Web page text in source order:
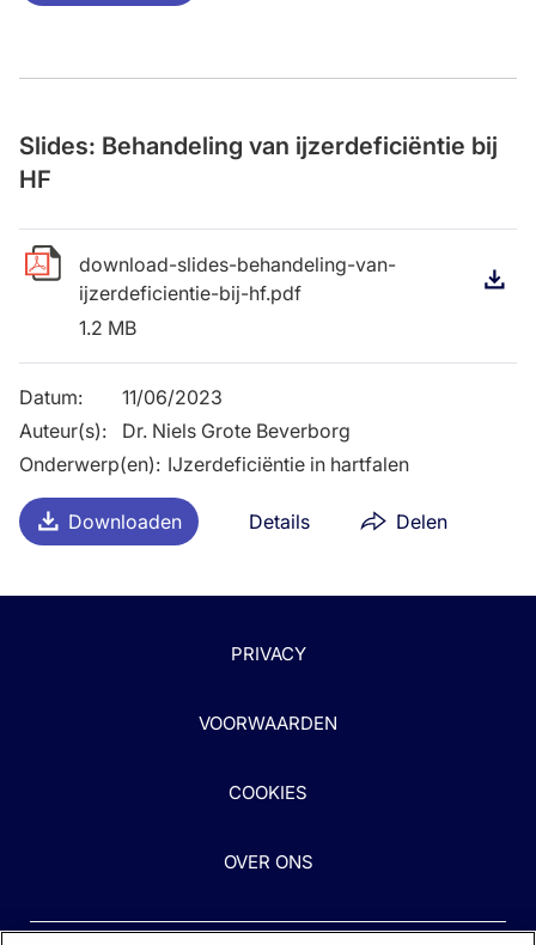
Downloaden Details Delen
Slides: Behandeling van ijzerdeficiëntie bij
HF
download-slides-behandeling-van-
ijzerdeficientie-bij-hf.pdf
1.2 MB
Datum:
11/06/2023
Auteur(s):
Dr. Niels Grote Beverborg
Onderwerp(en): IJzerdeficiëntie in hartfalen
PRIVACY
VOORWAARDEN
COOKIES
OVER ONS